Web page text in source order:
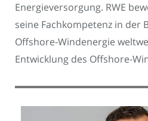
Energieversorgung. RWE
seine Fachkompetenz in der
Offshore-Windenergie
Entwicklung des Offshore-